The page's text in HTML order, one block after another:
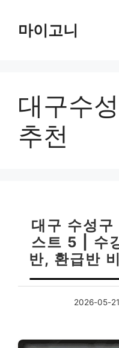
마이고니
대구수
추천
대구 수성구
스트 5 | 수
반, 환급반
2026-05-21